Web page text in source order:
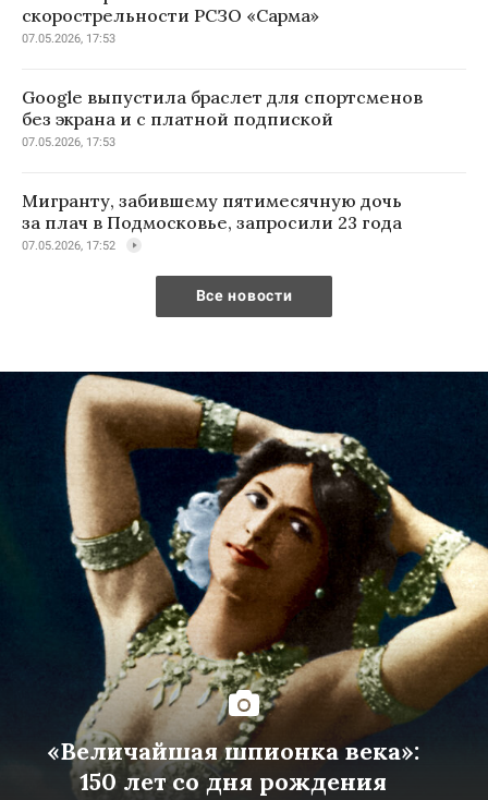
скорострельности РСЗО «Сарма»
07.05.2026, 17:53
Google выпустила браслет для спортсменов
без экрана и с платной подпиской
07.05.2026, 17:53
Мигранту, забившему пятимесячную дочь
за плач в Подмосковье, запросили 23 года
07.05.2026, 17:52
Все новости
«Величайшая шпионка века»:
150 лет со дня рождения